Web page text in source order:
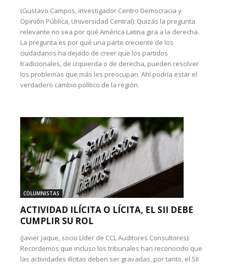
(Gustavo Campos, investigador Centro Democracia y
Opinión Pública, Universidad Central): Quizás la pregunta
relevante no sea por qué América Latina gira a la derecha.
La pregunta es por qué una parte creciente de los
ciudadanos ha dejado de creer que los partidos
tradicionales, de izquierda o de derecha, pueden resolver
los problemas que más les preocupan. Ahí podría estar el
verdadero cambio político de la región.
COLUMNISTAS
ACTIVIDAD ILÍCITA O LÍCITA, EL SII DEBE
CUMPLIR SU ROL
(Javier Jaque, socio Líder de CCL Auditores Consultores):
Recordemos que incluso los tribunales han reconocido que
las actividades ilícitas deben ser gravadas, por tanto, el SII